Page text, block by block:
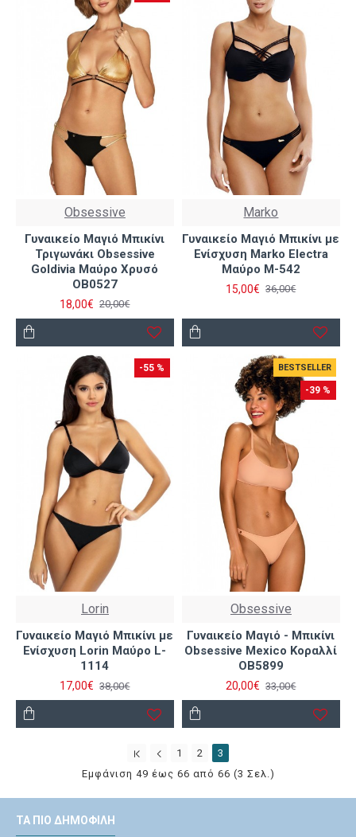
Obsessive
Γυναικείο Μαγιό Μπικίνι
Τριγωνάκι Obsessive
Goldivia Μαύρο Χρυσό
OB0527
18,00€ 20,00€
Marko
Γυναικείο Μαγιό Μπικίνι με
Ενίσχυση Marko Electra
Μαύρο M-542
15,00€ 36,00€
-55 %
Lorin
Γυναικείο Μαγιό Μπικίνι με
Ενίσχυση Lorin Μαύρο L-
1114
17,00€ 38,00€
BESTSELLER
-39 %
Obsessive
Γυναικείο Μαγιό - Μπικίνι
Obsessive Mexico Κοραλλί
OB5899
20,00€ 33,00€
1 2
3
Εμφάνιση 49 έως 66 από 66 (3 Σελ.)
ΤΑ ΠΙΟ ΔΗΜΟΦΙΛΉ